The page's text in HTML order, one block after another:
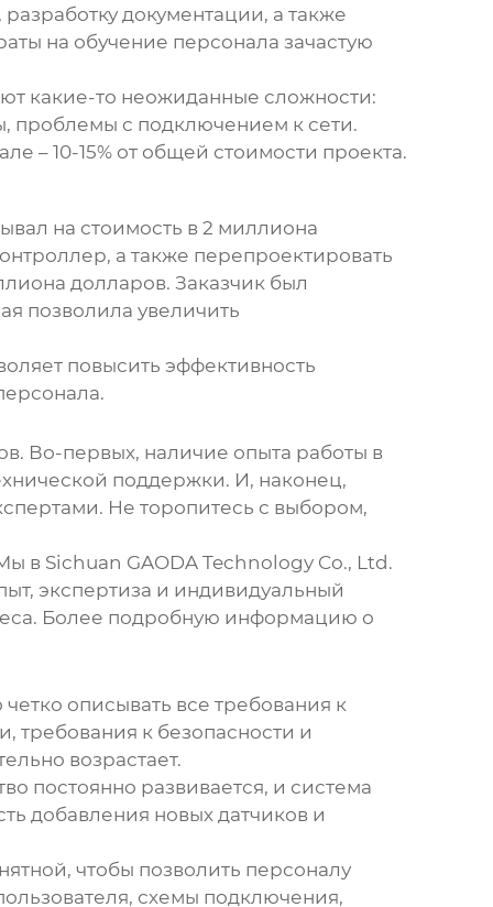
документации, а также
на обучение персонала зачастую
какие-то неожиданные сложности:
проблемы с подключением к сети.
– 10-15% от общей стоимости проекта.
на стоимость в 2 миллиона
а также перепроектировать
долларов. Заказчик был
позволила увеличить
повысить эффективность
Во-первых, наличие опыта работы в
поддержки. И, наконец,
Не торопитесь с выбором,
в Sichuan GAODA Technology Co., Ltd.
экспертиза и индивидуальный
Более подробную информацию о
описывать все требования к
к безопасности и
возрастает.
постоянно развивается, и система
добавления новых датчиков и
чтобы позволить персоналу
схемы подключения,